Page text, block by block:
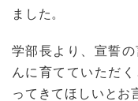
ました。
学部長より、宣誓
んに育てていただ
ってきてほしいとお